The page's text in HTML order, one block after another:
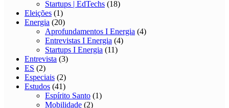
Startups | EdTechs (18)
Eleições (1)
Energia (20)
Aprofundamentos I Energia (4)
Entrevistas I Energia (4)
Startups I Energia (11)
Entrevista (3)
ES (2)
Especiais (2)
Estudos (41)
Espírito Santo (1)
Mobilidade (2)